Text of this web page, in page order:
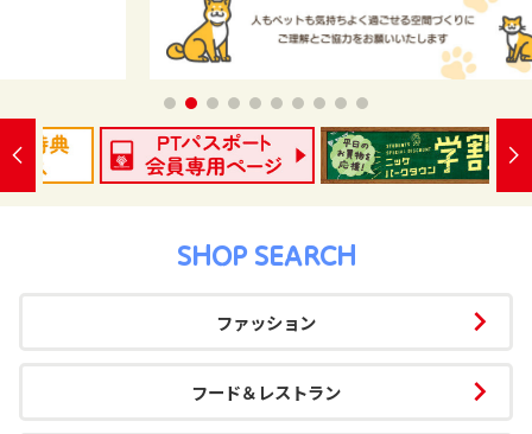
SHOP SEARCH
ファッション
フード＆レストラン